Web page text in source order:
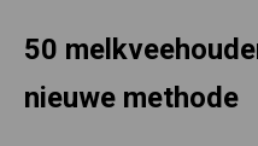
50
nieuwe methode